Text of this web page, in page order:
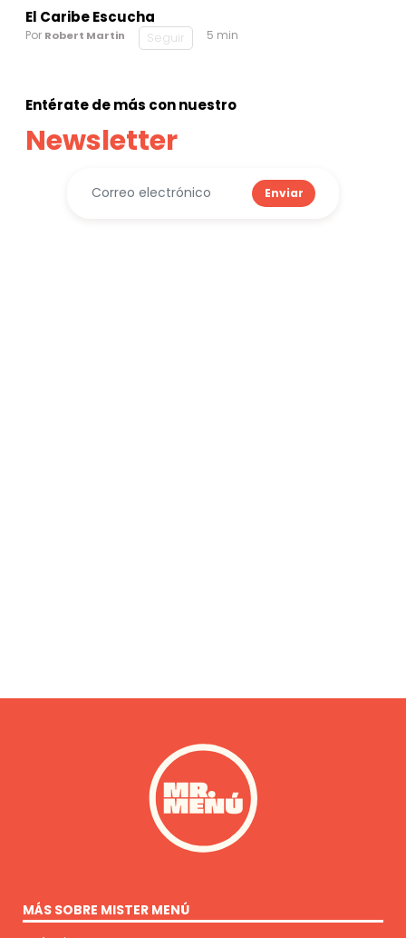
El Caribe Escucha
Por Robert Martin Seguir 5 min
Entérate de más con nuestro
Newsletter
Enviar
MÁS SOBRE MISTER MENÚ